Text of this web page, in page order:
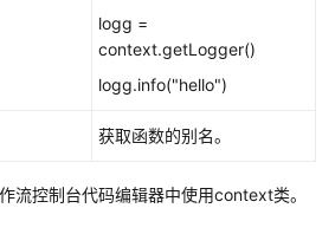
logg =
context.getLogger()
logg.info("hello")
获取函数的别名。
流控制台代码编辑器中使用context类。